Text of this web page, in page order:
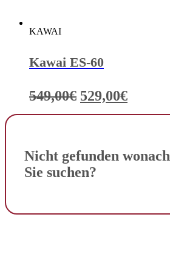
KAWAI
Kawai ES-60
549,00€ Ursprünglicher
Preis
529,00€
Preis
Nicht gefunden wonach
Sie suchen?